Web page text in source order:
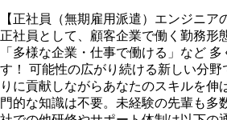
【正社員（無期雇用派遣）エンジニ
正社員として、顧客企業で働く勤務形
「多様な企業・仕事で働ける」など
す！ 可能性の広がり続ける新しい分
りに貢献しながらあなたのスキルを伸
門的な知識は不要。未経験の先輩も多